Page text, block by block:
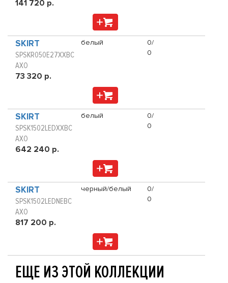
141 720 р.
SKIRT
SPSKR050E27XXBC
AXO
73 320 р.
белый
0/
0
SKIRT
SPSK1502LEDXXBC
AXO
642 240 р.
белый
0/
0
SKIRT
SPSK1502LEDNEBC
AXO
817 200 р.
черный/белый
0/
0
ЕЩЕ ИЗ ЭТОЙ КОЛЛЕКЦИИ